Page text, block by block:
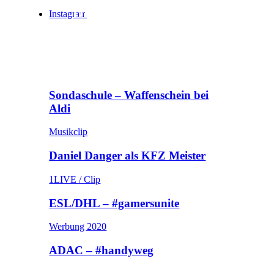
InstagramDIES DAS ANANAS
Sondaschule – Waffenschein bei
Aldi
Musikclip
Daniel Danger als KFZ Meister
1LIVE / Clip
ESL/DHL – #gamersunite
Werbung 2020
ADAC – #handyweg